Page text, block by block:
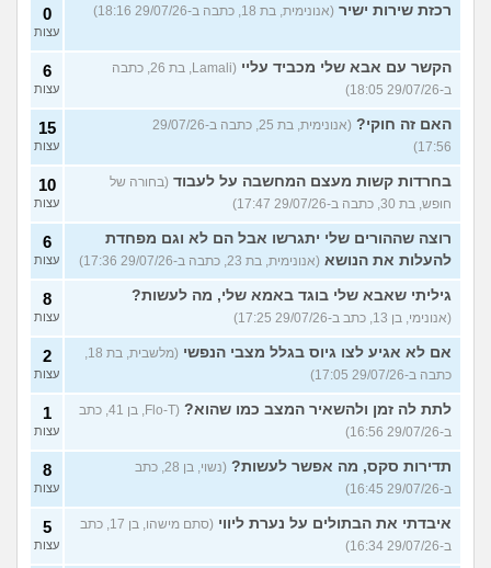
רכזת שירות ישיר (אנונימית, בת 18, כתבה ב-29/07/26 18:16) 0
עצות
הקשר עם אבא שלי מכביד עליי
(Lamali, בת 26, כתבה
ב-29/07/26 18:05)
6
עצות
האם זה חוקי?
(אנונימית, בת 25, כתבה ב-29/07/26
17:56)
15
עצות
בחרדות קשות מעצם המחשבה על לעבוד (בחורה של
חופש, בת 30, כתבה ב-29/07/26 17:47)
10
עצות
רוצה שההורים שלי יתגרשו אבל הם לא וגם מפחדת
להעלות את הנושא (אנונימית, בת 23, כתבה ב-29/07/26 17:36)
6
עצות
גיליתי שאבא שלי בוגד באמא שלי, מה לעשות?
(אנונימי, בן 13, כתב ב-29/07/26 17:25)
8
עצות
אם לא אגיע לצו גיוס בגלל מצבי הנפשי
(מלשבית, בת 18,
כתבה ב-29/07/26 17:05)
2
עצות
לתת לה זמן ולהשאיר המצב כמו שהוא?
(Flo-T, בן 41, כתב
ב-29/07/26 16:56)
1
עצות
תדירות סקס, מה אפשר לעשות?
(נשוי, בן 28, כתב
ב-29/07/26 16:45)
8
עצות
איבדתי את הבתולים על נערת ליווי
(סתם מישהו, בן 17, כתב
ב-29/07/26 16:34)
5
עצות